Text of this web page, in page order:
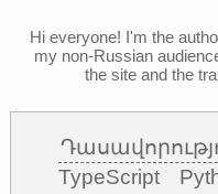
Hi everyone! I'm the
my non-Russian
the site and the
TypeScript